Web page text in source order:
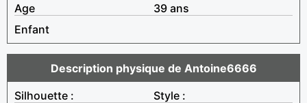
Age
39 ans
Enfant
Description physique de Antoine6666
Silhouette :
Style :